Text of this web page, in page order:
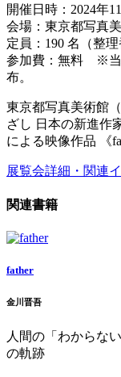
開催日時：2024年
会場：東京都写真
定員：190 名（整
参加費：無料 ※当
布。
東京都写真美術館
ざし 日本の新進作
による映像作品 《
展覧会詳細・関連
関連書籍
father
金川晋吾
人間の「わからな
の軌跡